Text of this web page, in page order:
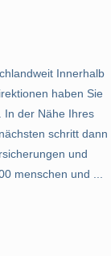
Innerhalb
haben Sie
In der Nähe Ihres
schritt dann
und
menschen und ...